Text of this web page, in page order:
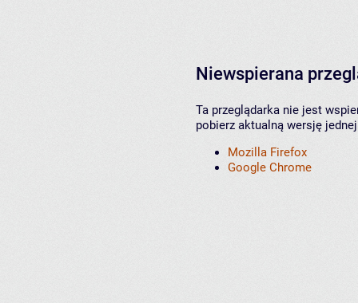
Niewspierana
Ta przeglądarka nie jest
pobierz aktualną wersję
Mozilla Firefox
Google Chrome